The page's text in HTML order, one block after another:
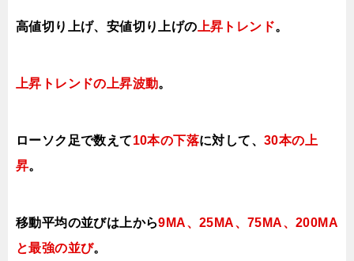
高値切り上げ、安値切り上げの 上昇トレンド。
上昇トレンドの上昇波動。
ローソク足で数えて10本の下落に対して、30本の上
昇。
移動平均の並びは上から9MA、25MA、75MA、200MA
と最強の並び。